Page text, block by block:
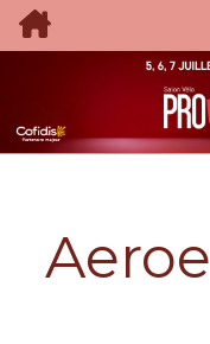
Aeroe